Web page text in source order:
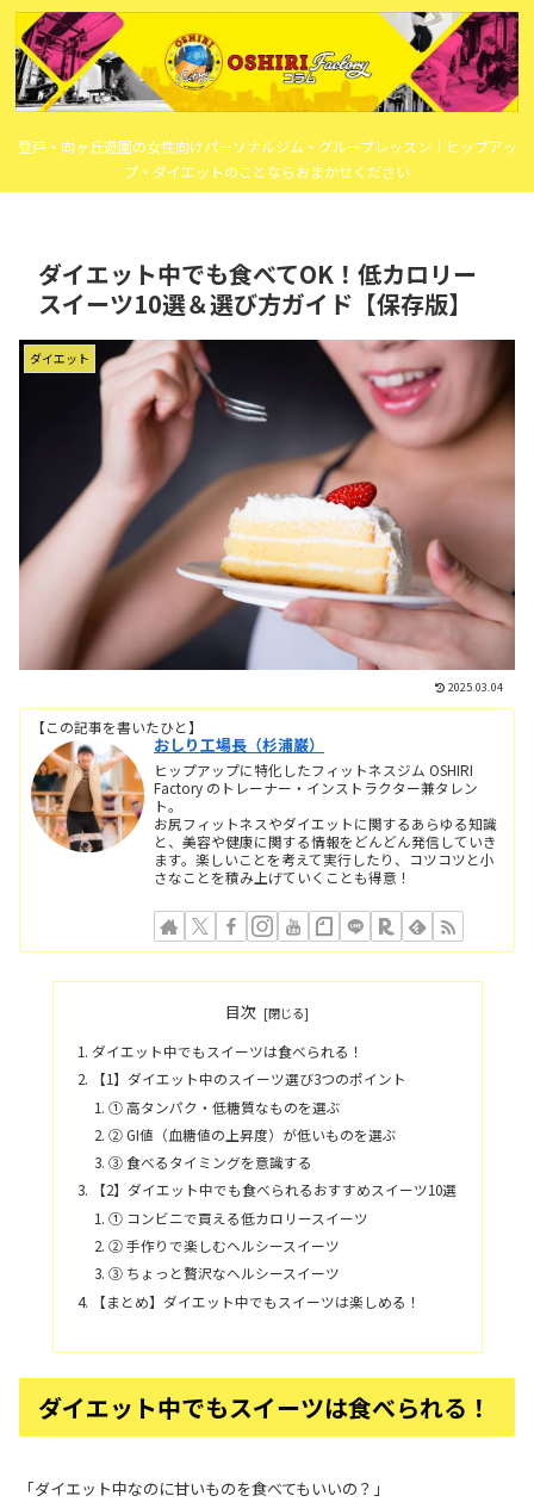
登戸・向ヶ丘遊園の女性向けパーソナルジム・グループレッスン｜ヒップアッ
プ・ダイエットのことならおまかせください
ダイエット中でも食べてOK！低カロリー
スイーツ10選＆選び方ガイド【保存版】
ダイエット
2025.03.04
【この記事を書いたひと】
おしり工場長（杉浦巌）
ヒップアップに特化したフィットネスジム OSHIRI
Factory のトレーナー・インストラクター兼タレン
ト。
お尻フィットネスやダイエットに関するあらゆる知識
と、美容や健康に関する情報をどんどん発信していき
ます。楽しいことを考えて実行したり、コツコツと小
さなことを積み上げていくことも得意！
目次
ダイエット中でもスイーツは食べられる！
【1】ダイエット中のスイーツ選び3つのポイント
① 高タンパク・低糖質なものを選ぶ
② GI値（血糖値の上昇度）が低いものを選ぶ
③ 食べるタイミングを意識する
【2】ダイエット中でも食べられるおすすめスイーツ10選
① コンビニで買える低カロリースイーツ
② 手作りで楽しむヘルシースイーツ
③ ちょっと贅沢なヘルシースイーツ
【まとめ】ダイエット中でもスイーツは楽しめる！
ダイエット中でもスイーツは食べられる！
「ダイエット中なのに甘いものを食べてもいいの？」